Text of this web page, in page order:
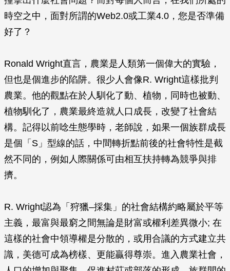
時空之中，面對所謂的Web2.0或工業4.0，您是否準備
好了？
Ronald Wright直言，農業是人類第一個偉大的實驗，
但也是個進步的陷阱。很少人會像R. Wright這樣批判
農業。他的觀點在於人馴化了動、植物，同時也被動、
植物馴化了，農業最終造就人口成長，改變了社會結
構。記得以前唸生態學時，老師說，如果一個族群成長
是個「S」型線的話，中間轉折點前後的社會特性是截
然不同的，例如人際關係可由相互扶持轉為競爭與排
擠。
R. Wright認為「狩獵–採集」的社會結構約略屬於平等
主義，最富與最窮之間無論是財富或權利差異微小; 在
這樣的社會中領導權是分散的，或用合議的方式建立共
識，美德可成為榜樣、更能贏得尊崇。進入農業社會，